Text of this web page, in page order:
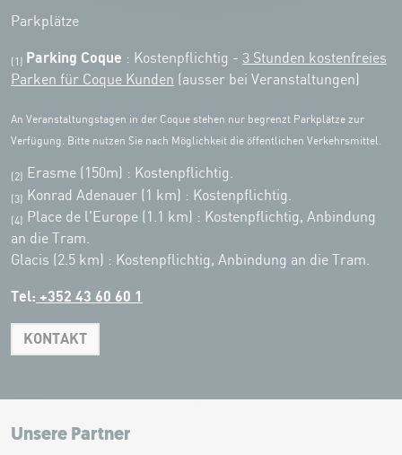
Parkplätze
(1) Parking Coque : Kostenpflichtig - 3 Stunden kostenfreies
Parken für Coque Kunden (ausser bei Veranstaltungen)
An Veranstaltungstagen in der Coque stehen nur begrenzt Parkplätze zur
Verfügung. Bitte nutzen Sie nach Möglichkeit die öffentlichen Verkehrsmittel.
(2) Erasme (150m) : Kostenpflichtig.
(3) Konrad Adenauer (1 km) : Kostenpflichtig.
(4)
Place de l'Europe (1.1 km) : Kostenpflichtig, Anbindung
an die Tram.
Glacis (2.5 km) : Kostenpflichtig, Anbindung an die Tram.
Tel: +352 43 60 60 1
KONTAKT
+
−
Leaflet|Map tiles by Carto, under CC BY 3.0. Data by OpenStreetMap, under
Unsere Partner